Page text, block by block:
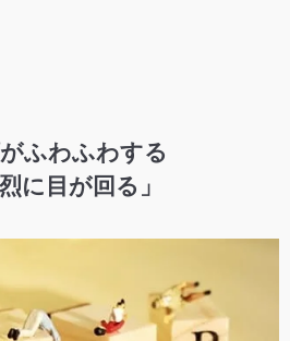
ふわふわする
に目が回る」